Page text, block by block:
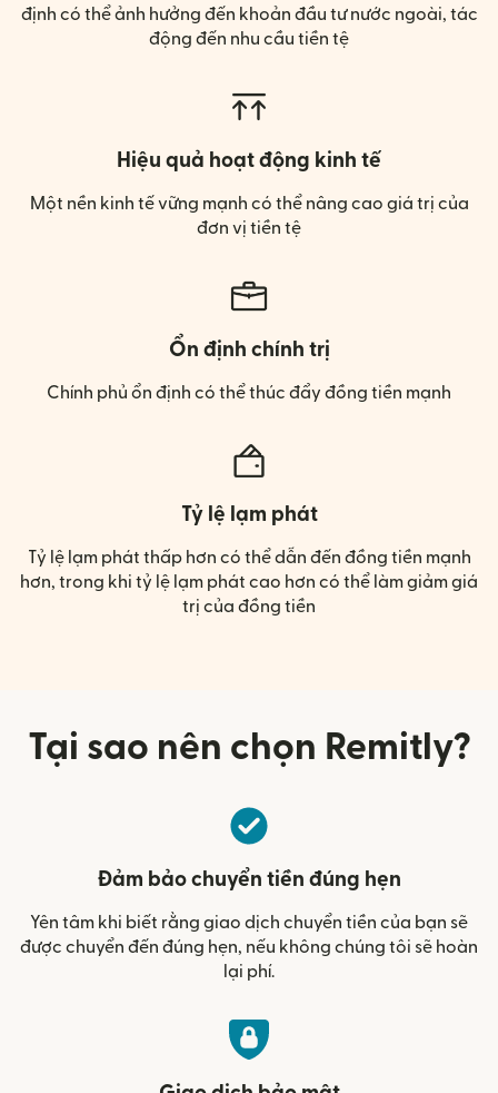
định có thể ảnh hưởng đến khoản đầu tư nước ngoài, tác
động đến nhu cầu tiền tệ
Hiệu quả hoạt động kinh tế
Một nền kinh tế vững mạnh có thể nâng cao giá trị của
đơn vị tiền tệ
Ổn định chính trị
Chính phủ ổn định có thể thúc đẩy đồng tiền mạnh
Tỷ lệ lạm phát
Tỷ lệ lạm phát thấp hơn có thể dẫn đến đồng tiền mạnh
hơn, trong khi tỷ lệ lạm phát cao hơn có thể làm giảm giá
trị của đồng tiền
Tại sao nên chọn Remitly?
Đảm bảo chuyển tiền đúng hẹn
Yên tâm khi biết rằng giao dịch chuyển tiền của bạn sẽ
được chuyển đến đúng hẹn, nếu không chúng tôi sẽ hoàn
lại phí.